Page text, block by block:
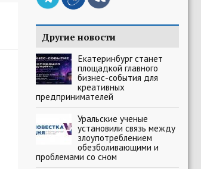
Другие новости
Екатеринбург станет
площадкой главного
бизнес-события для
креативных
предпринимателей
Уральские ученые
установили связь между
злоупотреблением
обезболивающими и
проблемами со сном